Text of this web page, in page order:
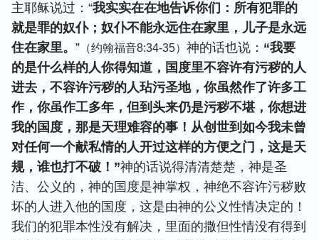
主耶稣说过：“我实实在在地告诉你们：所有犯罪的
就是罪的奴仆；奴仆不能永远住在家里，儿子是永远
住在家里。 ” （约翰福音8:34-35） 神的话也说： “我要
的是什么样的人你得知道，国度里不容许有污秽的人
进去，不容许污秽的人玷污圣地，你虽然作了许多工
作，你虽作工多年，但到头来仍是污秽不堪，你想进
我的国度，那是天理难容的事！从创世到如今我未曾
对任何一个献私情的人开过这样的方便之门，这是天
规，谁也打不破！”神的话说得清清楚楚，神是圣
洁、公义的，神的国度是神掌权，神绝不容许污秽败
坏的人进入他的国度，这是由神的公义性情决定的！
我们的犯罪本性没有解决，里面的撒但性情没有得到